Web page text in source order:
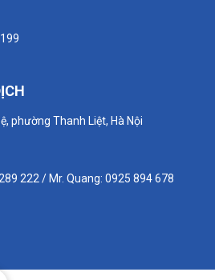
phường Thanh Liệt, Hà Nội
222 / Mr. Quang: 0925 894 678